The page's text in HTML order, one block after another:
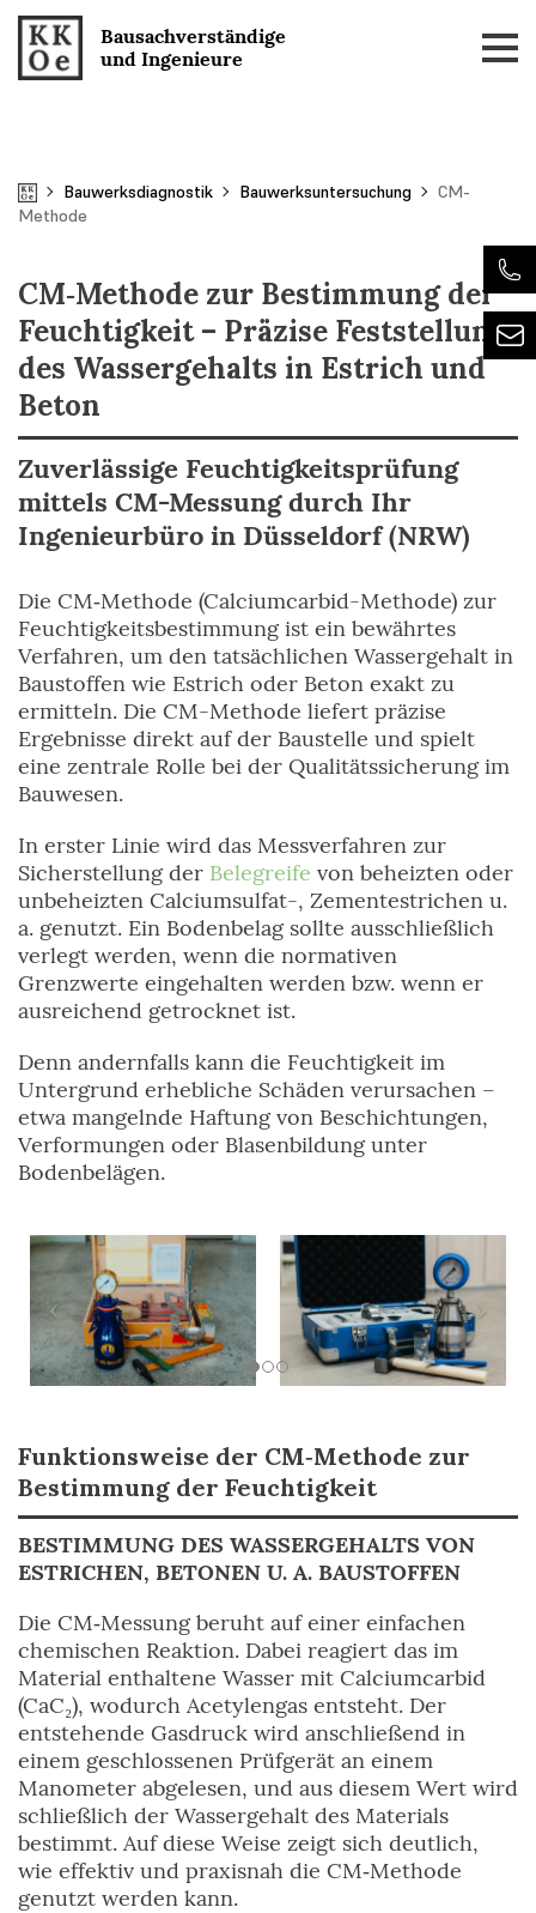
Skip
content
Bausachverständige
und Ingenieure
Bauwerksdiagnostik Bauwerksuntersuchung
CM-
Methode
CM‑Methode zur Bestimmung der
Feuchtigkeit – Präzise Feststellung
des Wassergehalts in Estrich und
Beton
Zuverlässige Feuchtigkeitsprüfung
mittels CM-Messung durch Ihr
Ingenieurbüro in Düsseldorf (NRW)
Die CM‑Methode (Calciumcarbid-Methode) zur
Feuchtigkeitsbestimmung ist ein bewährtes
Verfahren, um den tatsächlichen Wassergehalt in
Baustoffen wie Estrich oder Beton exakt zu
ermitteln. Die CM-Methode liefert präzise
Ergebnisse direkt auf der Baustelle und spielt
eine zentrale Rolle bei der Qualitätssicherung im
Bauwesen.
In erster Linie wird das Messverfahren zur
Sicherstellung der Belegreife von beheizten oder
unbeheizten Calciumsulfat-, Zementestrichen u.
a. genutzt. Ein Bodenbelag sollte ausschließlich
verlegt werden, wenn die normativen
Grenzwerte eingehalten werden bzw. wenn er
ausreichend getrocknet ist.
Denn andernfalls kann die Feuchtigkeit im
Untergrund erhebliche Schäden verursachen –
etwa mangelnde Haftung von Beschichtungen,
Verformungen oder Blasenbildung unter
Bodenbelägen.
Funktionsweise der CM‑Methode zur
Bestimmung der Feuchtigkeit
BESTIMMUNG DES WASSERGEHALTS VON
ESTRICHEN, BETONEN U. A. BAUSTOFFEN
Die CM‑Messung beruht auf einer einfachen
chemischen Reaktion. Dabei reagiert das im
Material enthaltene Wasser mit Calciumcarbid
(CaC₂), wodurch Acetylengas entsteht. Der
entstehende Gasdruck wird anschließend in
einem geschlossenen Prüfgerät an einem
Manometer abgelesen, und aus diesem Wert wird
schließlich der Wassergehalt des Materials
bestimmt. Auf diese Weise zeigt sich deutlich,
wie effektiv und praxisnah die CM‑Methode
genutzt werden kann.